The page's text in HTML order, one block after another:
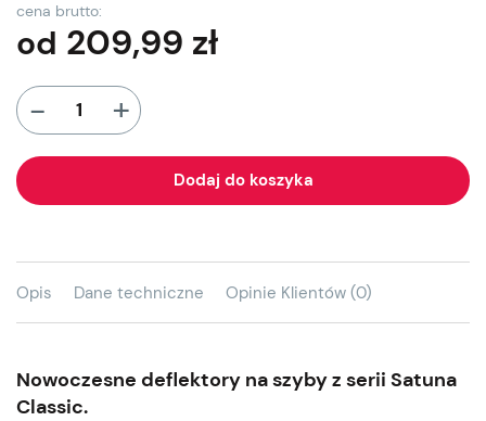
cena brutto:
od 209,99 zł
- +
Dodaj do koszyka
Opis Dane techniczne Opinie Klientów (0)
Nowoczesne deflektory na szyby z serii Satuna
Classic.